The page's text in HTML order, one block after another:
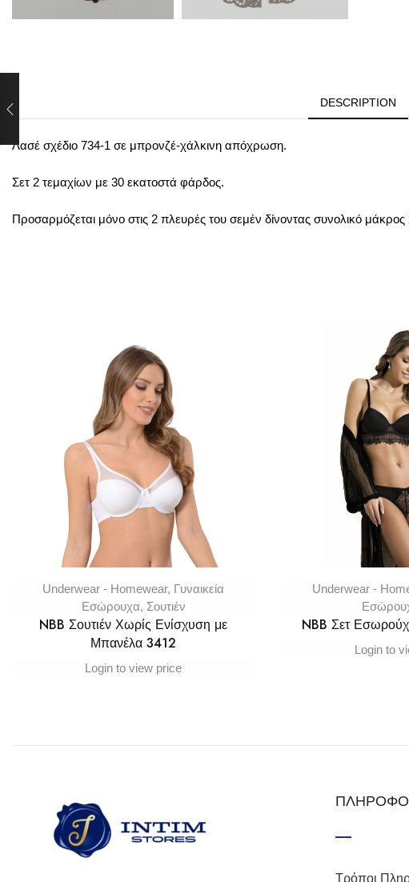
DESCRIPTION
Λασέ σχέδιο 734-1 σε μπρονζέ-χάλκινη απόχρωση.
Σετ 2 τεμαχίων με 30 εκατοστά φάρδος.
Προσαρμόζεται μόνο στις 2 πλευρές του σεμέν δίνοντας συνολικό
Underwear - Homewear, Γυναικεία
Εσώρουχα, Σουτιέν
NBB Σουτιέν Χωρίς Ενίσχυση με
Μπανέλα 3412
Login to view price
Underwear -
NBB Σετ
Login to
Τρόποι